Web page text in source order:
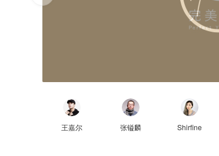
王嘉尔 张镒麟 Shirfine